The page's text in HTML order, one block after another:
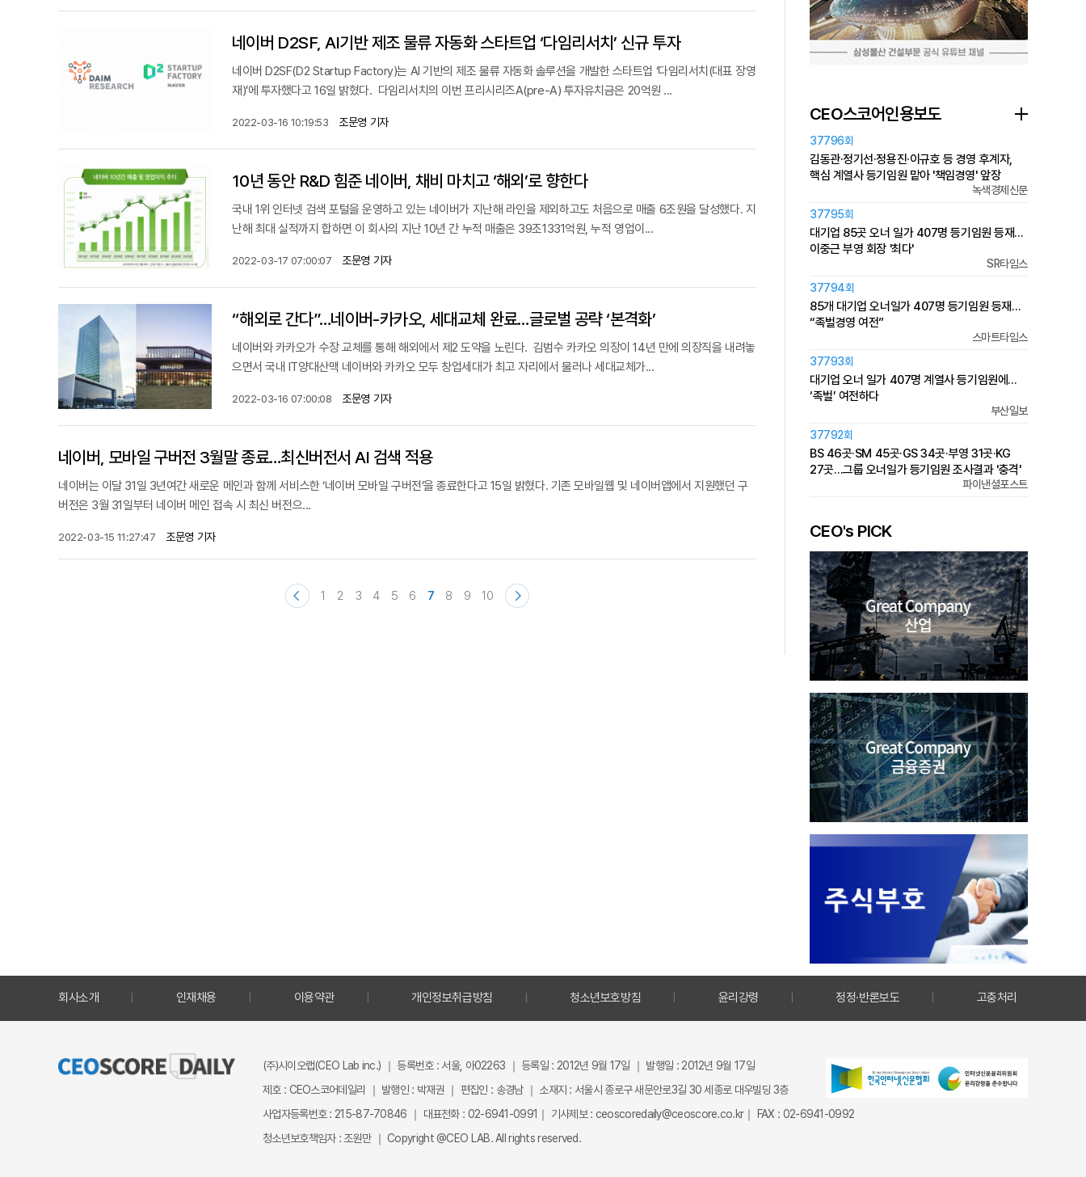
네이버 D2SF, AI기반 제조 물류 자동화 스타트업 ‘다임리서치’ 신규 투자
네이버 D2SF(D2 Startup Factory)는 AI 기반의 제조 물류 자동화 솔루션을 개발한 스타트업 ‘다임리서치(대표 장영
재)’에 투자했다고 16일 밝혔다. 다임리서치의 이번 프리시리즈A(pre-A) 투자유치금은 20억원 ...
2022-03-16 10:19:53 조문영 기자
10년 동안 R&D 힘준 네이버, 채비 마치고 ‘해외’로 향한다
국내 1위 인터넷 검색 포털을 운영하고 있는 네이버가 지난해 라인을 제외하고도 처음으로 매출 6조원을 달성했다. 지
난해 최대 실적까지 합하면 이 회사의 지난 10년 간 누적 매출은 39조1331억원, 누적 영업이...
2022-03-17 07:00:07 조문영 기자
“해외로 간다”…네이버-카카오, 세대교체 완료…글로벌 공략 ‘본격화’
네이버와 카카오가 수장 교체를 통해 해외에서 제2 도약을 노린다. 김범수 카카오 의장이 14년 만에 의장직을 내려놓
으면서 국내 IT양대산맥 네이버와 카카오 모두 창업세대가 최고 자리에서 물러나 세대교체가...
2022-03-16 07:00:08 조문영 기자
네이버, 모바일 구버전 3월말 종료…최신버전서 AI 검색 적용
네이버는 이달 31일 3년여간 새로운 메인과 함께 서비스한 ‘네이버 모바일 구버전’을 종료한다고 15일 밝혔다. 기존 모바일웹 및 네이버앱에서 지원했던 구
버전은 3월 31일부터 네이버 메인 접속 시 최신 버전으...
2022-03-15 11:27:47 조문영 기자
1 2 3 4 5 6 7 8 9 10
CEO스코어인용보도
37796회
김동관·정기선·정용진·이규호 등 경영 후계자,
핵심 계열사 등기임원 맡아 '책임경영' 앞장
녹색경제신문
37795회
대기업 85곳 오너 일가 407명 등기임원 등재…
이중근 부영 회장 '최다'
SR타임스
37794회
85개 대기업 오너일가 407명 등기임원 등재…
“족벌경영 여전”
스마트타임스
37793회
대기업 오너 일가 407명 계열사 등기임원에…
‘족벌’ 여전하다
부산일보
37792회
BS 46곳·SM 45곳·GS 34곳·부영 31곳·KG
27곳…그룹 오너일가 등기임원 조사결과 '충격'
파이낸셜포스트
CEO's PICK
회사소개 인재채용 이용약관 개인정보취급방침 청소년보호방침 윤리강령 정정·반론보도 고충처리
(주)시이오랩(CEO Lab inc.) ｜ 등록번호 : 서울, 아02263 ｜ 등록일 : 2012년 9월 17일 ｜ 발행일 : 2012년 9월 17일
제호 : CEO스코어데일리 ｜ 발행인 : 박재권 ｜ 편집인 : 송경남 ｜ 소재지 : 서울시 종로구 새문안로3길 30 세종로 대우빌딩 3층
사업자등록번호 : 215-87-70846 ｜ 대표전화 : 02-6941-0991｜ 기사제보 : ceoscoredaily@ceoscore.co.kr｜ FAX : 02-6941-0992
청소년보호책임자 : 조원만 ｜ Copyright @CEO LAB. All rights reserved.